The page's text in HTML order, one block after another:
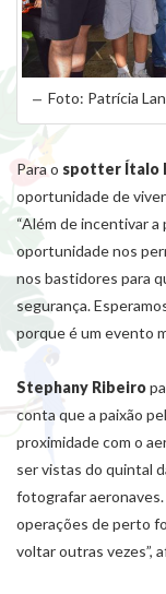
Foto: Patrícia
Para o spotter Ítalo
oportunidade de
“Além de incentivar
oportunidade nos
nos bastidores para
segurança.
porque é um evento
Stephany Ribeiro
conta que a paixão
proximidade com o
ser vistas do quintal
fotografar
operações de perto
voltar outras vezes”,